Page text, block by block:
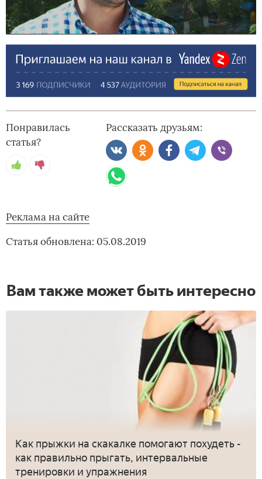
Понравилась
статья?
Рассказать друзьям:
Реклама на сайте
Статья обновлена: 05.08.2019
Вам также может быть интересно
Как прыжки на скакалке помогают похудеть -
как правильно прыгать, интервальные
тренировки и упражнения